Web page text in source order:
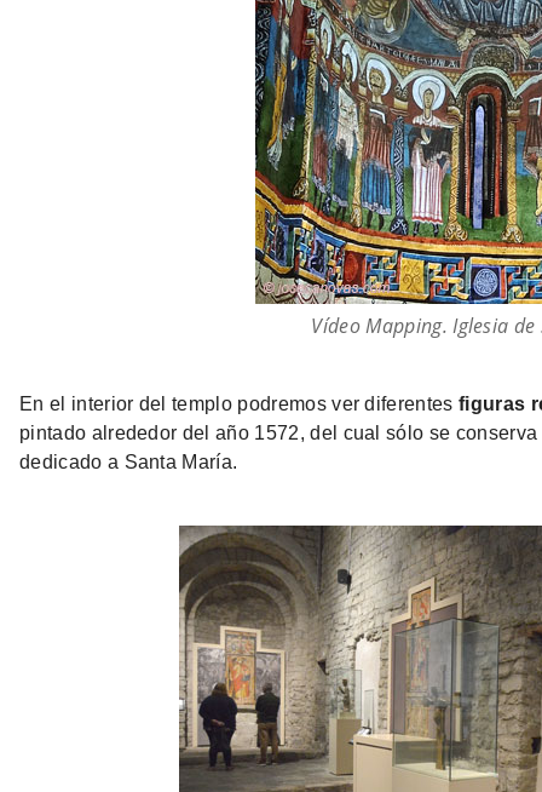
Vídeo Mapping. Iglesia
En el interior del templo podremos ver diferentes figuras
pintado alrededor del año 1572, del cual sólo se
dedicado a Santa María.